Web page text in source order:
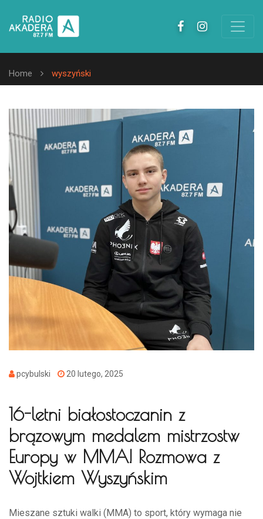
Home wyszyński
pcybulski 20 lutego, 2025
16-letni białostoczanin z
brązowym medalem mistrzostw
Europy w MMA! Rozmowa z
Wojtkiem Wyszyńskim
Mieszane sztuki walki (MMA) to sport, który wymaga nie